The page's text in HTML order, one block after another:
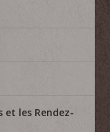
et les Rendez-